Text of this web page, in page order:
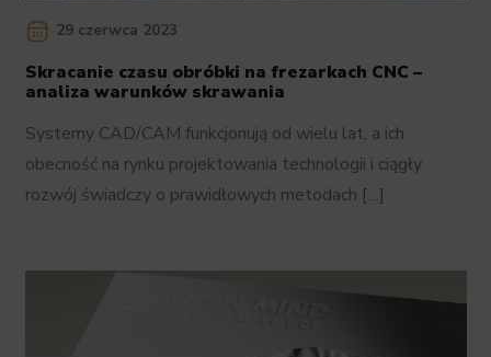
29 czerwca 2023
Skracanie czasu obróbki na frezarkach CNC –
analiza warunków skrawania
Systemy CAD/CAM funkcjonują od wielu lat, a ich
obecność na rynku projektowania technologii i ciągły
rozwój świadczy o prawidłowych metodach […]